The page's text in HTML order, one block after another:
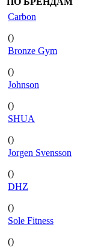
Carbon
()
Bronze Gym
()
Johnson
()
SHUA
()
Jorgen Svensson
()
DHZ
()
Sole Fitness
()